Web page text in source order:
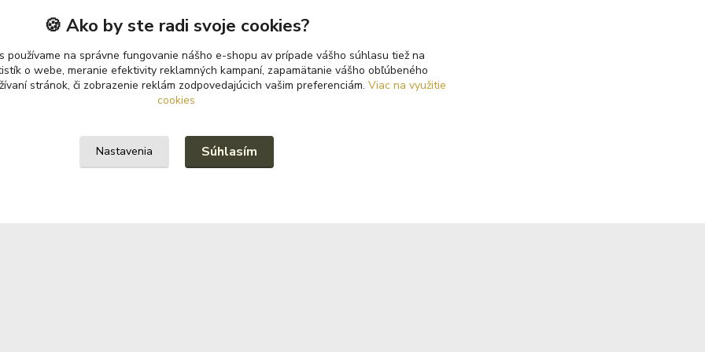
pre zákazníkov
platby
dopravy
Kde nás nájdete
Prievidzská 150
972 13 Nitrianske Pravno
🍪 Ako by ste radi svoje cookies?
používame na správne fungovanie nášho e-shopu av prípade vášho súhlasu tiež na
o webe, meranie efektivity reklamných kampaní, zapamätanie vášho obľúbeného
stránok, či zobrazenie reklám zodpovedajúcich vašim preferenciám. Viac na využitie
cookies
Nastavenia Súhlasím